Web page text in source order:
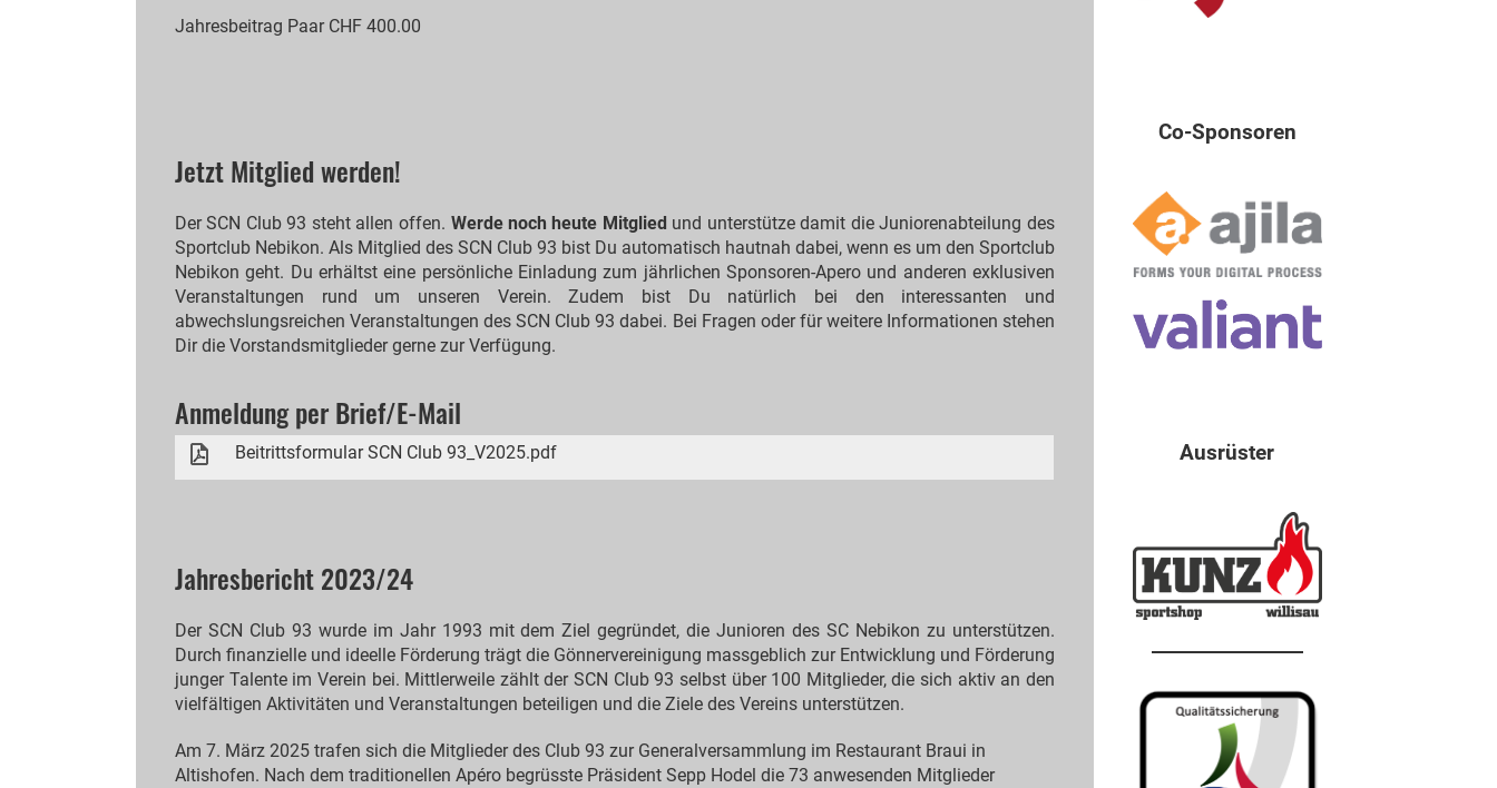
Jahresbeitrag Paar CHF 400.00
Jetzt Mitglied werden!
Der SCN Club 93 steht allen offen. Werde noch heute Mitglied und unterstütze damit die Juniorenabteilung des
Sportclub Nebikon. Als Mitglied des SCN Club 93 bist Du automatisch hautnah dabei, wenn es um den Sportclub
Nebikon geht. Du erhältst eine persönliche Einladung zum jährlichen Sponsoren-Apero und anderen exklusiven
Veranstaltungen rund um unseren Verein. Zudem bist Du natürlich bei den interessanten und
abwechslungsreichen Veranstaltungen des SCN Club 93 dabei. Bei Fragen oder für weitere Informationen stehen
Dir die Vorstandsmitglieder gerne zur Verfügung.
Anmeldung per Brief/E-Mail
Beitrittsformular SCN Club 93_V2025.pdf
Jahresbericht 2023/24
Der SCN Club 93 wurde im Jahr 1993 mit dem Ziel gegründet, die Junioren des SC Nebikon zu unterstützen.
Durch finanzielle und ideelle Förderung trägt die Gönnervereinigung massgeblich zur Entwicklung und Förderung
junger Talente im Verein bei. Mittlerweile zählt der SCN Club 93 selbst über 100 Mitglieder, die sich aktiv an den
vielfältigen Aktivitäten und Veranstaltungen beteiligen und die Ziele des Vereins unterstützen.
Am 7. März 2025 trafen sich die Mitglieder des Club 93 zur Generalversammlung im Restaurant Braui in
Altishofen. Nach dem traditionellen Apéro begrüsste Präsident Sepp Hodel die 73 anwesenden Mitglieder
Co-Sponsoren
Ausrüster